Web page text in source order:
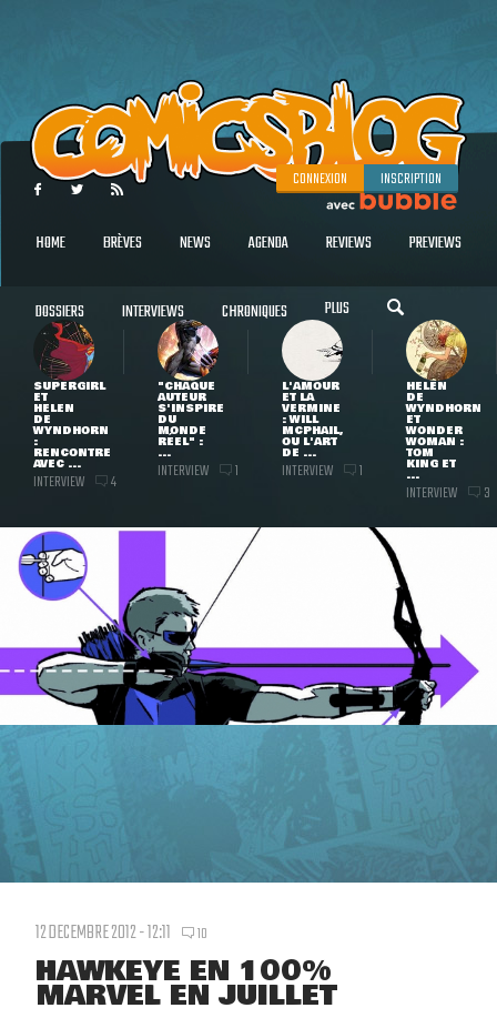
CONNEXION INSCRIPTION
HOME BRÈVES NEWS AGENDA REVIEWS PREVIEWS
DOSSIERS INTERVIEWS CHRONIQUES PLUS
SUPERGIRL
ET
HELEN
DE
WYNDHORN
:
RENCONTRE
AVEC ...
INTERVIEW 4
"CHAQUE
AUTEUR
S'INSPIRE
DU
MONDE
RÉEL" :
...
INTERVIEW 1
L'AMOUR
ET LA
VERMINE
: WILL
MCPHAIL,
OU L'ART
DE ...
INTERVIEW 1
HELEN
DE
WYNDHORN
ET
WONDER
WOMAN :
TOM
KING ET
...
INTERVIEW 3
12 DECEMBRE 2012 - 12:11 10
HAWKEYE EN 100%
MARVEL EN JUILLET